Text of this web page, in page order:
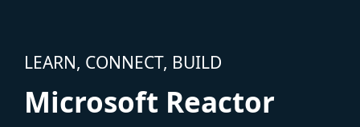
LEARN, CONNECT, BUILD
Microsoft Reactor